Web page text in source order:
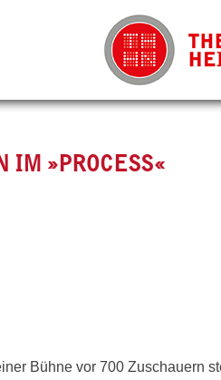
IM »PROCESS«
Bühne vor 700 Zuschauern